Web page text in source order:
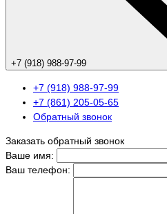
+7 (918) 988-97-99
+7 (918) 988-97-99
+7 (861) 205-05-65
Обратный звонок
Заказать обратный звонок
Ваше имя:
Ваш телефон: